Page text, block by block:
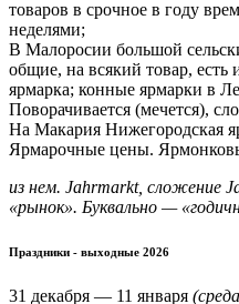
товаров в срочное в году
неделями;
В Малоросии большой
общие, на всякий товар, есть
ярмарка; конные ярмарки в
Поворачивается (мечется),
На Макария Нижегородская
Ярмарочные цены.
из нем. Jahrmarkt, сложение
«рынок». Буквально —
Праздники - выходные 2026
31 декабря — 11 января